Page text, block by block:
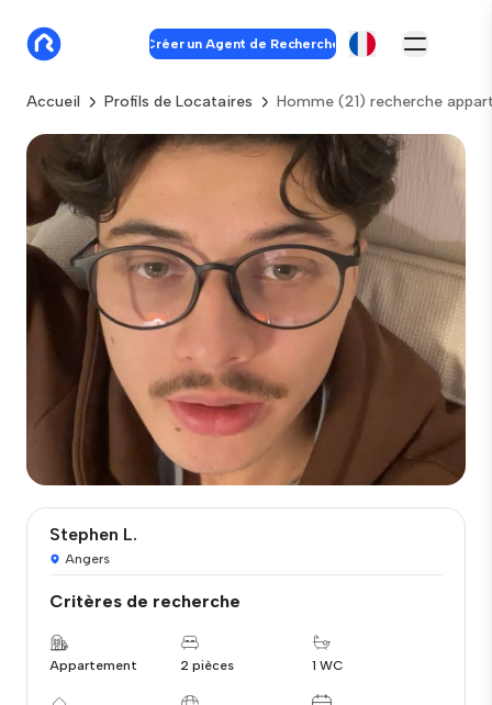
Créer un Agent de Recherche
Accueil Profils de Locataires Homme (21) recherche
Stephen L.
Angers
Critères de recherche
Appartement 2 pièces 1 WC